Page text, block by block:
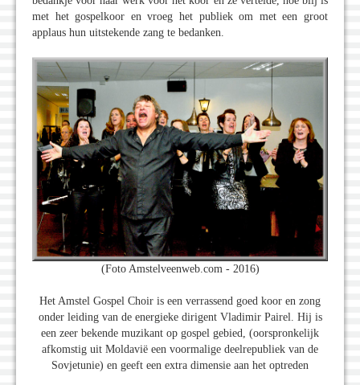
met het gospelkoor en vroeg het publiek om met een groot
applaus hun uitstekende zang te bedanken.
(Foto Amstelveenweb.com - 2016)
Het Amstel Gospel Choir is een verrassend goed koor en zong
onder leiding van de energieke dirigent Vladimir Pairel. Hij is
een zeer bekende muzikant op gospel gebied, (oorspronkelijk
afkomstig uit Moldavië een voormalige deelrepubliek van de
Sovjetunie) en geeft een extra dimensie aan het optreden